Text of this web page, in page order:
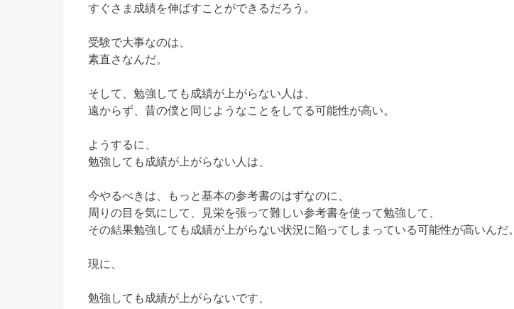
すぐさま成績を伸ばすことができるだろう。
受験で大事なのは、
素直さなんだ。
そして、勉強しても成績が上がらない人は、
遠からず、昔の僕と同じようなことをしてる可能性が高い。
ようするに、
勉強しても成績が上がらない人は、
今やるべきは、もっと基本の参考書のはずなのに、
周りの目を気にして、見栄を張って難しい参考書を使って勉強して、
その結果勉強しても成績が上がらない状況に陥ってしまっている可能性が高いんだ。
現に、
勉強しても成績が上がらないです、